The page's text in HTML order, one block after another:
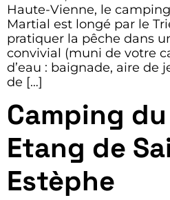
Haute-Vienne, le
Martial est longé par le
pratiquer la pêche dans
convivial (muni de votre
d’eau : baignade, aire de
de […]
Camping
Etang de
Estèphe